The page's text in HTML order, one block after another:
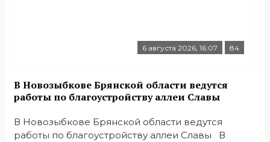
6 августа 2026, 16:07 84
В Новозыбкове Брянской области ведутся
работы по благоустройству аллеи Славы
В Новозыбкове Брянской области ведутся
работы по благоустройству аллеи Славы В